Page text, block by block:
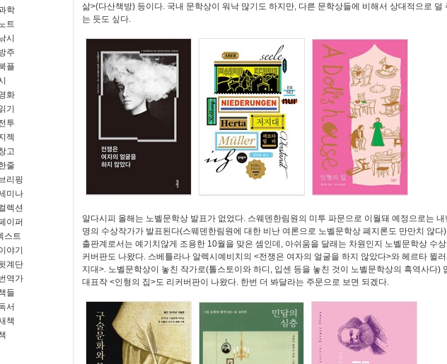
학
트
시
주
플
화
기
투
젝
고
줄
리핑
미나
렉션
이퍼
스트
야기
계단
역가
들
서
책
삶>(다산책방) 등이다. 국내 문학상이 워낙 많기도 하지만, 다른 문학상들에 비해서 상대적으로 덜
는 듯도 싶다.
알다시피 올해는 노벨문학상 발표가 없었다. 스웨덴한림원의 미투 파문으로 이월돼 예정으로는 내
명의 수상작가가 발표된다(스웨덴한림원에 대한 비난 여론으로 노벨문학상 폐지론도 만만치 않다
출판계로서는 예기치않게 조용한 10월을 맞은 셈인데, 아쉬움을 달래는 차원인지 노벨문학상 수상
커버판도 나왔다. 스베틀라나 알렉시예비치의 <전쟁은 여자의 얼굴을 하지 않았다>와 헤르타 뮐러
지대>. 노벨문학상이 놓친 작가로(톨스토이와 하디, 입센 등을 놓친 것이 노벨문학상의 흑역사다)
대표작 <인형의 집>도 리커버판이 나왔다. 한번 더 봐달라는 주문으로 보면 되겠다.